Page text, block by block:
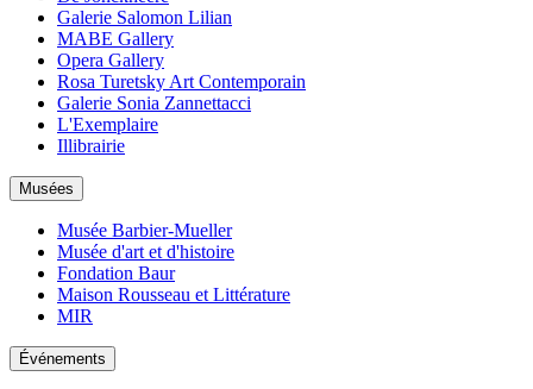
Galerie Salomon Lilian
MABE Gallery
Opera Gallery
Rosa Turetsky Art Contemporain
Galerie Sonia Zannettacci
L'Exemplaire
Illibrairie
Musées
Musée Barbier-Mueller
Musée d'art et d'histoire
Fondation Baur
Maison Rousseau et Littérature
MIR
Événements